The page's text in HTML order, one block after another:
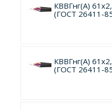
КВВГнг(А)
(ГОСТ 26411-
КВВГнг(А)
(ГОСТ 26411-